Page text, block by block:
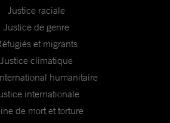
Justice raciale
Justice de genre
et migrants
Justice climatique
humanitaire
internationale
de mort et torture